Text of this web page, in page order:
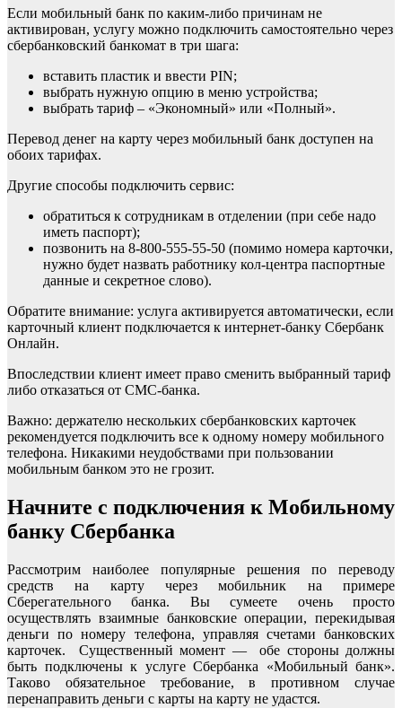
Если мобильный банк по каким-либо причинам не
активирован, услугу можно подключить самостоятельно через
сбербанковский банкомат в три шага:
вставить пластик и ввести PIN;
выбрать нужную опцию в меню устройства;
выбрать тариф – «Экономный» или «Полный».
Перевод денег на карту через мобильный банк доступен на
обоих тарифах.
Другие способы подключить сервис:
обратиться к сотрудникам в отделении (при себе надо
иметь паспорт);
позвонить на 8-800-555-55-50 (помимо номера карточки,
нужно будет назвать работнику кол-центра паспортные
данные и секретное слово).
Обратите внимание: услуга активируется автоматически, если
карточный клиент подключается к интернет-банку Сбербанк
Онлайн.
Впоследствии клиент имеет право сменить выбранный тариф
либо отказаться от СМС-банка.
Важно: держателю нескольких сбербанковских карточек
рекомендуется подключить все к одному номеру мобильного
телефона. Никакими неудобствами при пользовании
мобильным банком это не грозит.
Начните с подключения к Мобильному
банку Сбербанка
Рассмотрим наиболее популярные решения по переводу
средств на карту через мобильник на примере
Сберегательного банка. Вы сумеете очень просто
осуществлять взаимные банковские операции, перекидывая
деньги по номеру телефона, управляя счетами банковских
карточек. Существенный момент — обе стороны должны
быть подключены к услуге Сбербанка «Мобильный банк».
Таково обязательное требование, в противном случае
перенаправить деньги с карты на карту не удастся.